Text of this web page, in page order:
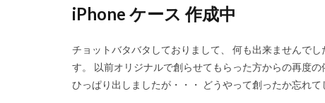
iPhone ケース 作成中
チョットバタバタしておりまして、 何も出来ませんで
す。 以前オリジナルで創らせてもらった方からの再度
ひっぱり出しましたが・・・ どうやって創ったか忘れ